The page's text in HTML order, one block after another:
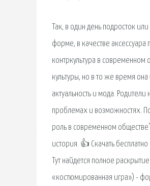
Так, в один день подросток
форме, в качестве аксессуара
контркультура в современном
культуры, но в то же время
актуальность и мода.
проблемах и возможностях.
роль в современном
история. 👍 Скачать
Тут найдется полное
«костюмированная игра») -